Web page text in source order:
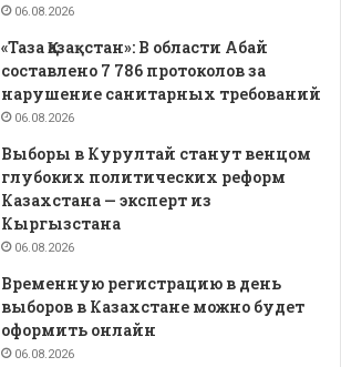
06.08.2026
«Таза Қазақстан»: В области Абай
составлено 7 786 протоколов за
нарушение санитарных требований
06.08.2026
Выборы в Курултай станут венцом
глубоких политических реформ
Казахстана — эксперт из
Кыргызстана
06.08.2026
Временную регистрацию в день
выборов в Казахстане можно будет
оформить онлайн
06.08.2026